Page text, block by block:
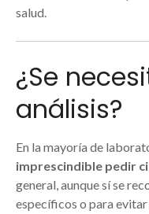
salud.
¿Se
análisis?
En la mayoría de
imprescindible pedir
general, aunque sí se
específicos o para evitar